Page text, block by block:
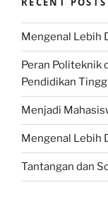
Mengenal Lebih
Peran Politeknik
Pendidikan
Menjadi
Mengenal Lebih
Tantangan dan